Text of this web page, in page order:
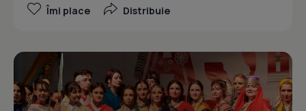
Îmi place Distribuie